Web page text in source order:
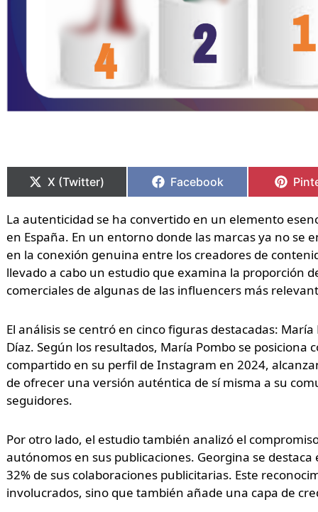
en
X (Twitter)
en
Facebook
en
La autenticidad se ha convertido en un elemento
en España. En un entorno donde las marcas ya no se
en la conexión genuina entre los creadores de
llevado a cabo un estudio que examina la proporción
comerciales de algunas de las influencers más
El análisis se centró en cinco figuras destacadas:
Díaz. Según los resultados, María Pombo se
compartido en su perfil de Instagram en 2024,
de ofrecer una versión auténtica de sí misma a su
seguidores.
Por otro lado, el estudio también analizó el
autónomos en sus publicaciones. Georgina se
32% de sus colaboraciones publicitarias. Este
involucrados, sino que también añade una capa de
en
en
en